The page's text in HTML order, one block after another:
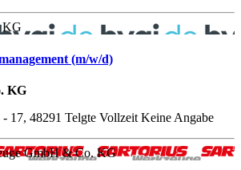
KG
(m/w/d)
KG
17, 48291 Telgte Vollzeit Keine Angabe
GmbH & Co. KG